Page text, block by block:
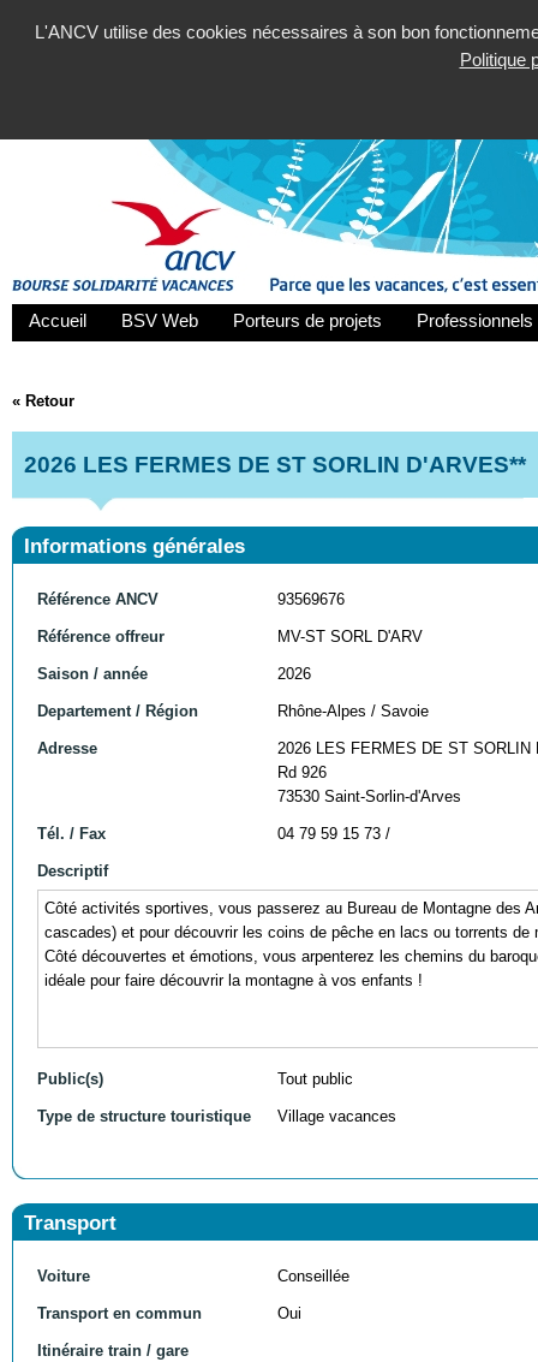
L'ANCV utilise des cookies nécessaires à son bon
Politique
Accueil BSV Web Porteurs de projets
« Retour
2026 LES FERMES DE ST SORLIN D'ARVES**
Informations générales
Référence ANCV 93569676
Référence offreur MV-ST SORL D'ARV
Saison / année 2026
Departement / Région Rhône-Alpes / Savoie
Adresse
2026 LES FERMES DE ST SORLIN
Rd 926
73530 Saint-Sorlin-d'Arves
Tél. / Fax 04 79 59 15 73 /
Descriptif
Côté activités sportives, vous passerez au Bureau de Montagne des
cascades) et pour découvrir les coins de pêche en lacs ou torrents
Côté découvertes et émotions, vous arpenterez les chemins du
idéale pour faire découvrir la montagne à vos enfants !
Public(s) Tout public
Type de structure touristique Village vacances
Transport
Voiture Conseillée
Transport en commun Oui
Itinéraire train / gare